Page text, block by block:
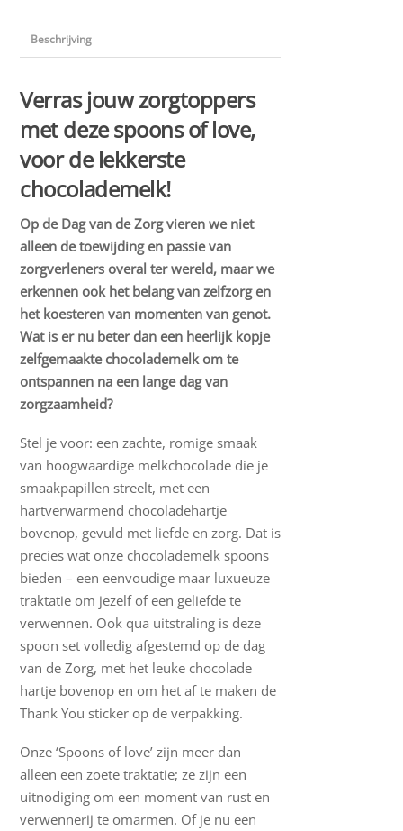
Beschrijving
Verras jouw zorgtoppers
met deze spoons of love,
voor de lekkerste
chocolademelk!
Op de Dag van de Zorg vieren we niet
alleen de toewijding en passie van
zorgverleners overal ter wereld, maar we
erkennen ook het belang van zelfzorg en
het koesteren van momenten van genot.
Wat is er nu beter dan een heerlijk kopje
zelfgemaakte chocolademelk om te
ontspannen na een lange dag van
zorgzaamheid?
Stel je voor: een zachte, romige smaak
van hoogwaardige melkchocolade die je
smaakpapillen streelt, met een
hartverwarmend chocoladehartje
bovenop, gevuld met liefde en zorg. Dat is
precies wat onze chocolademelk spoons
bieden – een eenvoudige maar luxueuze
traktatie om jezelf of een geliefde te
verwennen. Ook qua uitstraling is deze
spoon set volledig afgestemd op de dag
van de Zorg, met het leuke chocolade
hartje bovenop en om het af te maken de
Thank You sticker op de verpakking.
Onze ‘Spoons of love’ zijn meer dan
alleen een zoete traktatie; ze zijn een
uitnodiging om een moment van rust en
verwennerij te omarmen. Of je nu een